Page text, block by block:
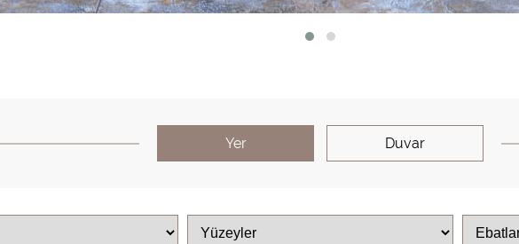
Yer Duvar